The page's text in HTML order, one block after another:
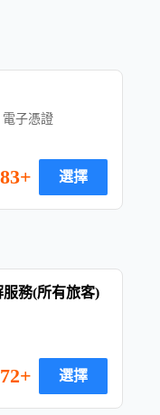
電子憑證
選擇
務(所有旅客)
選擇